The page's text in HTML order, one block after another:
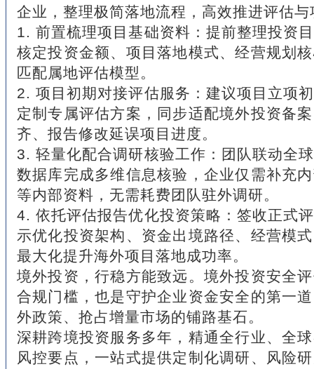
企业，整理极简落地流程，高效推进评估
1. 前置梳理项目基础资料：提前整理投资
核定投资金额、项目落地模式、经营规划
匹配属地评估模型。
2. 项目初期对接评估服务：建议项目立项
定制专属评估方案，同步适配境外投资备
齐、报告修改延误项目进度。
3. 轻量化配合调研核验工作：团队联动全
数据库完成多维信息核验，企业仅需补充
等内部资料，无需耗费团队驻外调研。
4. 依托评估报告优化投资策略：签收正式
示优化投资架构、资金出境路径、经营模
最大化提升海外项目落地成功率。
境外投资，行稳方能致远。境外投资安全
合规门槛，也是守护企业资金安全的第一
外政策、抢占增量市场的铺路基石。
深耕跨境投资服务多年，精通全行业、全
风控要点，一站式提供定制化调研、风险